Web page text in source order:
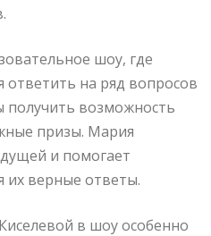
шоу, где
ответить на ряд вопросов
получить возможность
призы. Мария
и помогает
их верные ответы.
в шоу особенно